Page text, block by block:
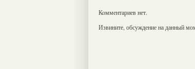
Комментариев нет.
Извините, обсуждение на данный